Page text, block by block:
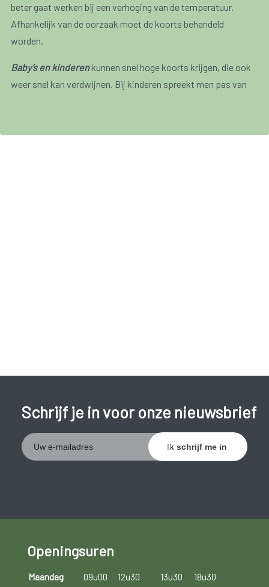
beter gaat werken bij een verhoging van de temperatuur.
Afhankelijk van de oorzaak moet de koorts behandeld
worden.
Baby’s en kinderenkunnen snel hoge koorts krijgen, die ook
weer snel kan verdwijnen. Bij kinderen spreekt men pas van
Schrijf je in voor onze nieuwsbrief
Openingsuren
Maandag 09u00 12u30 13u30
18u30